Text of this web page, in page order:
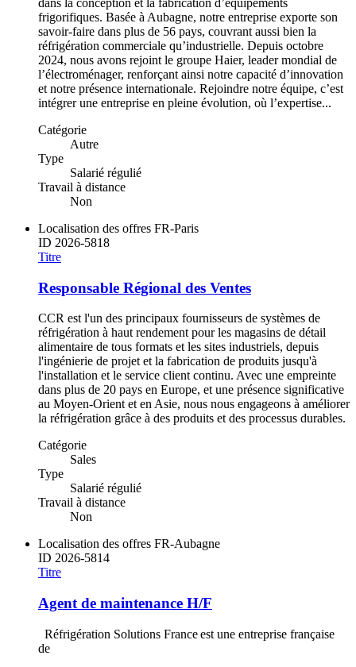
frigorifiques. Basée à Aubagne, notre entreprise exporte son
savoir-faire dans plus de 56 pays, couvrant aussi bien la
réfrigération commerciale qu’industrielle. Depuis octobre
2024, nous avons rejoint le groupe Haier, leader mondial de
l’électroménager, renforçant ainsi notre capacité d’innovation
et notre présence internationale. Rejoindre notre équipe, c’est
intégrer une entreprise en pleine évolution, où l’expertise...
Catégorie
Autre
Type
Salarié régulié
Travail à distance
Non
Localisation des offres FR-Paris
ID 2026-5818
Titre
Responsable Régional des Ventes
CCR est l'un des principaux fournisseurs de systèmes de
réfrigération à haut rendement pour les magasins de détail
alimentaire de tous formats et les sites industriels, depuis
l'ingénierie de projet et la fabrication de produits jusqu'à
l'installation et le service client continu. Avec une empreinte
dans plus de 20 pays en Europe, et une présence significative
au Moyen-Orient et en Asie, nous nous engageons à améliorer
la réfrigération grâce à des produits et des processus durables.
Catégorie
Sales
Type
Salarié régulié
Travail à distance
Non
Localisation des offres FR-Aubagne
ID 2026-5814
Titre
Agent de maintenance H/F
Réfrigération Solutions France est une entreprise française
de